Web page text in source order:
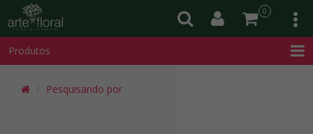
0
Produtos
Pesquisando por